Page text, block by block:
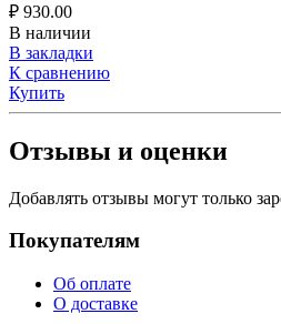
₽ 930.00
В наличии
В закладки
К сравнению
Купить
Отзывы и оценки
Добавлять отзывы могут только
Покупателям
Об оплате
О доставке